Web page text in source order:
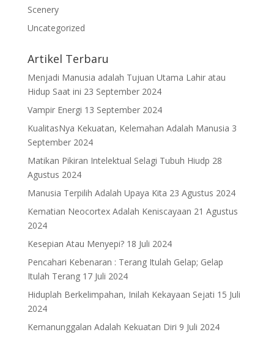
Scenery
Uncategorized
Artikel Terbaru
Menjadi Manusia adalah Tujuan Utama Lahir atau
Hidup Saat ini 23 September 2024
Vampir Energi 13 September 2024
KualitasNya Kekuatan, Kelemahan Adalah Manusia 3
September 2024
Matikan Pikiran Intelektual Selagi Tubuh Hiudp 28
Agustus 2024
Manusia Terpilih Adalah Upaya Kita 23 Agustus 2024
Kematian Neocortex Adalah Keniscayaan 21 Agustus
2024
Kesepian Atau Menyepi? 18 Juli 2024
Pencahari Kebenaran : Terang Itulah Gelap; Gelap
Itulah Terang 17 Juli 2024
Hiduplah Berkelimpahan, Inilah Kekayaan Sejati 15 Juli
2024
Kemanunggalan Adalah Kekuatan Diri 9 Juli 2024